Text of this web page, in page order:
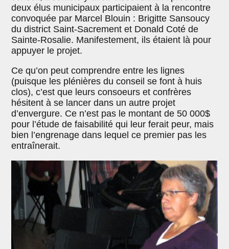
deux élus municipaux participaient à la rencontre
convoquée par Marcel Blouin : Brigitte Sansoucy
du district Saint-Sacrement et Donald Coté de
Sainte-Rosalie. Manifestement, ils étaient là pour
appuyer le projet.
Ce qu’on peut comprendre entre les lignes
(puisque les plénières du conseil se font à huis
clos), c’est que leurs consoeurs et confrères
hésitent à se lancer dans un autre projet
d’envergure. Ce n’est pas le montant de 50 000$
pour l’étude de faisabilité qui leur ferait peur, mais
bien l’engrenage dans lequel ce premier pas les
entraînerait.